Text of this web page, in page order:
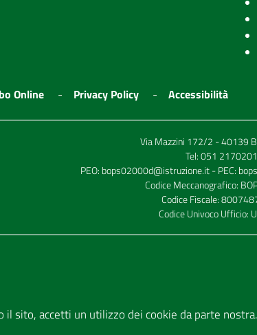
Online Privacy Policy Accessibilità
Via Mazzini 172/2 - 40139
Tel:051 2170201
PEO: bops02000d@istruzione.it- PEC:
Codice Meccanografico:
Codice Fiscale:
Codice Univoco Ufficio:
sito, accetti un utilizzo dei cookie da parte nostra.